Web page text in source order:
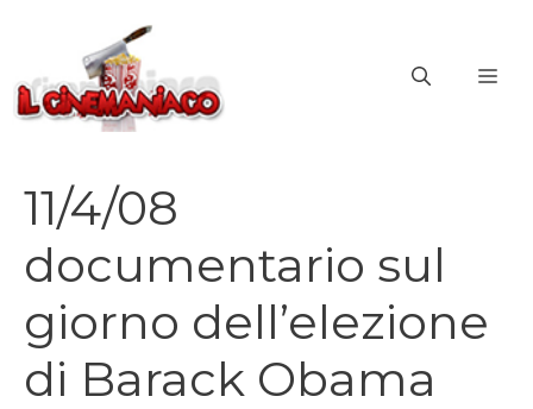
contenuto
11/4/08
documentario sul
giorno dell’elezione
di Barack Obama